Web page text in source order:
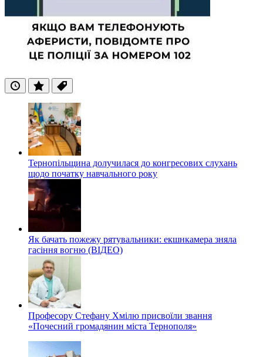
ОстанніПопулярні
Теги
Тернопільщина долучилася до конгресових слухань
щодо початку навчального року
Як бачать пожежу рятувальники: екшнкамера зняла
гасіння вогню (ВІДЕО)
Професору Стефану Хмілю присвоїли звання
«Почесний громадянин міста Тернополя»